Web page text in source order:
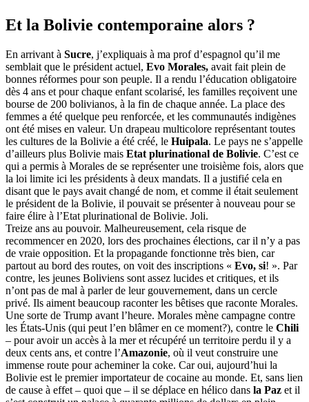
Et la Bolivie contemporaine alors ?
En arrivant à Sucre, j’expliquais à ma prof d’espagnol qu’il me
semblait que le président actuel, Evo Morales, avait fait plein de
bonnes réformes pour son peuple. Il a rendu l’éducation obligatoire
dès 4 ans et pour chaque enfant scolarisé, les familles reçoivent une
bourse de 200 bolivianos, à la fin de chaque année. La place des
femmes a été quelque peu renforcée, et les communautés indigènes
ont été mises en valeur. Un drapeau multicolore représentant toutes
les cultures de la Bolivie a été créé, le Huipala. Le pays ne s’appelle
d’ailleurs plus Bolivie mais Etat plurinational de Bolivie. C’est ce
qui a permis à Morales de se représenter une troisième fois, alors que
la loi limite ici les présidents à deux mandats. Il a justifié cela en
disant que le pays avait changé de nom, et comme il était seulement
le président de la Bolivie, il pouvait se présenter à nouveau pour se
faire élire à l’Etat plurinational de Bolivie. Joli.
Treize ans au pouvoir. Malheureusement, cela risque de
recommencer en 2020, lors des prochaines élections, car il n’y a pas
de vraie opposition. Et la propagande fonctionne très bien, car
partout au bord des routes, on voit des inscriptions « Evo, si! ». Par
contre, les jeunes Boliviens sont assez lucides et critiques, et ils
n’ont pas de mal à parler de leur gouvernement, dans un cercle
privé. Ils aiment beaucoup raconter les bêtises que raconte Morales.
Une sorte de Trump avant l’heure. Morales mène campagne contre
les États-Unis (qui peut l’en blâmer en ce moment?), contre le Chili
– pour avoir un accès à la mer et récupéré un territoire perdu il y a
deux cents ans, et contre l’Amazonie, où il veut construire une
immense route pour acheminer la coke. Car oui, aujourd’hui la
Bolivie est le premier importateur de cocaine au monde. Et, sans lien
de cause à effet – quoi que – il se déplace en hélico dans la Paz et il